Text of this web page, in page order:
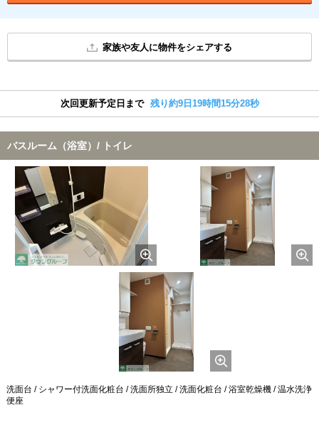
家族や友人に物件をシェアする
次回更新予定日まで 残り約9日19時間15分28秒
バスルーム（浴室）/ トイレ
洗面台 / シャワー付洗面化粧台 / 洗面所独立 / 洗面化粧台 / 浴室乾燥機 / 温水洗浄
便座